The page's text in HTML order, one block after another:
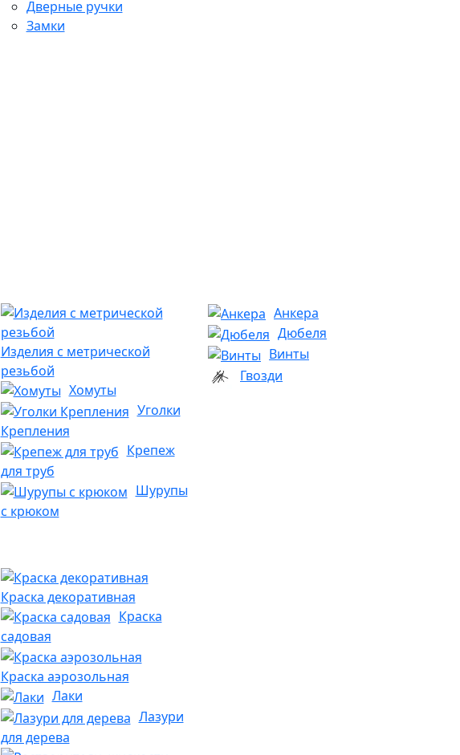
Дверные ручки
Замки
Изделия с метрической
резьбой
Хомуты
Уголки
Крепления
Крепеж
для труб
Шурупы
с крюком
Анкера
Дюбеля
Винты
Гвозди
Краска декоративная
Краска
садовая
Краска аэрозольная
Лаки
Лазури
для дерева